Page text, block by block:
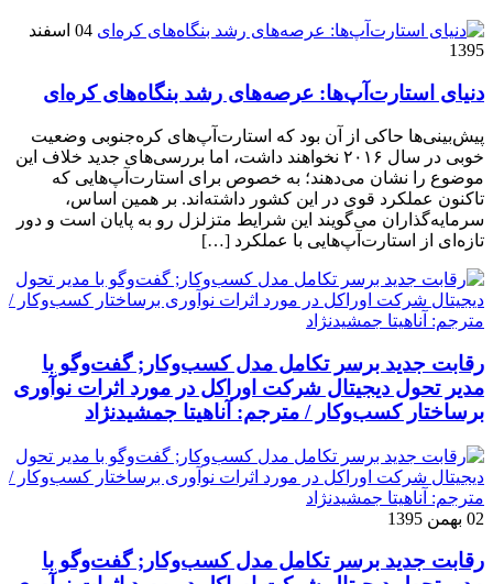
04 اسفند
1395
دنیای استارت‌آپ‌ها: عرصه‌های رشد بنگاه‌های کره‌ای‌
پیش‌بینی‌ها حاکی از آن بود که استارت‌آپ‌های کره‌جنوبی وضعیت
خوبی در سال ۲۰۱۶ نخواهند داشت، اما بررسی‌های جدید خلاف این
موضوع را نشان می‌دهند؛ به خصوص برای استارت‌آپ‌هایی که
تاکنون عملکرد قوی در این کشور داشته‌اند. بر همین اساس،
سرمایه‌گذاران می‌گویند این شرایط متزلزل رو به پایان است و دور
تازه‌ای از استارت‌آپ‌هایی با عملکرد […]
رقابت جدید برسر تکامل مدل کسب‌و‌کار; گفت‌وگو با
مدیر تحول دیجیتال شرکت اوراکل در مورد اثرات نوآوری
برساختار کسب‌وکار / مترجم: آناهیتا جمشیدنژاد
02 بهمن 1395
رقابت جدید برسر تکامل مدل کسب‌و‌کار; گفت‌وگو با